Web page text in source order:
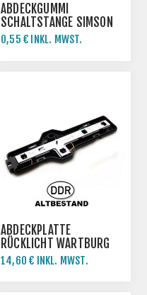
ABDECKGUMMI
SCHALTSTANGE SIMSON
ROLLER SR50 SR80 SD50
0,55 € INKL. MWST.
ABDECKPLATTE
RÜCKLICHT WARTBURG
1.3
14,60 € INKL. MWST.